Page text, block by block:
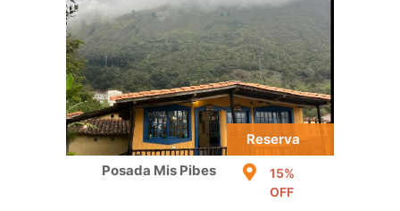
Reserva
Posada Mis Pibes
15%
OFF